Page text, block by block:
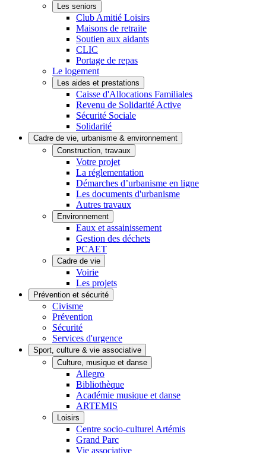
Les seniors
Club Amitié Loisirs
Maisons de retraite
Soutien aux aidants
CLIC
Portage de repas
Le logement
Les aides et prestations
Caisse d'Allocations Familiales
Revenu de Solidarité Active
Sécurité Sociale
Solidarité
Cadre de vie, urbanisme & environnement
Construction, travaux
Votre projet
La réglementation
Démarches d’urbanisme en ligne
Les documents d'urbanisme
Autres travaux
Environnement
Eaux et assainissement
Gestion des déchets
PCAET
Cadre de vie
Voirie
Les projets
Prévention et sécurité
Civisme
Prévention
Sécurité
Services d'urgence
Sport, culture & vie associative
Culture, musique et danse
Allegro
Bibliothèque
Académie musique et danse
ARTEMIS
Loisirs
Centre socio-culturel Artémis
Grand Parc
Vie associative